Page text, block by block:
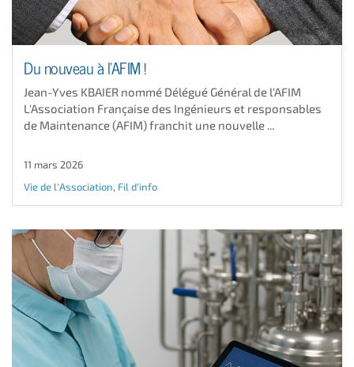
Du nouveau à l'AFIM !
Jean-Yves KBAIER nommé Délégué Général de l'AFIM ​
L'Association Française des Ingénieurs et responsables
de Maintenance (AFIM) franchit une nouvelle ...
11 mars 2026
Vie de l'Association, Fil d'info